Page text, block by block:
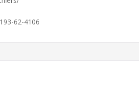
62-4106